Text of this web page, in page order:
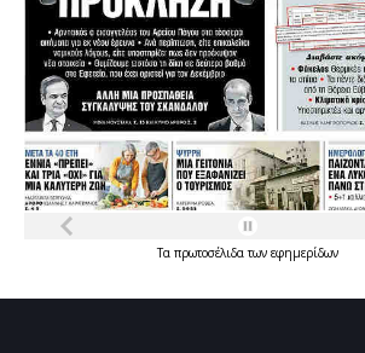
Τα πρωτοσέλιδατων εφημερίδων